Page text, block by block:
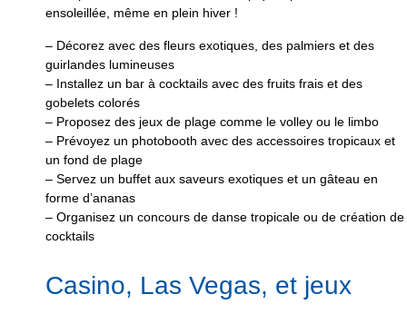
ensoleillée, même en plein hiver !
– Décorez avec des fleurs exotiques, des palmiers et des
guirlandes lumineuses
– Installez un bar à cocktails avec des fruits frais et des
gobelets colorés
– Proposez des jeux de plage comme le volley ou le limbo
– Prévoyez un photobooth avec des accessoires tropicaux et
un fond de plage
– Servez un buffet aux saveurs exotiques et un gâteau en
forme d’ananas
– Organisez un concours de danse tropicale ou de création de
cocktails
Casino, Las Vegas, et jeux